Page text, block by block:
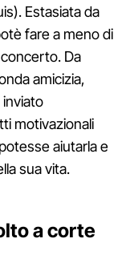
Estasiata da
fare a meno di
Da
amicizia,
motivazionali
aiutarla e
sua vita.
a corte